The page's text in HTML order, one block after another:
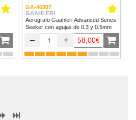
GA-46807
GAAHLERI
Aerografo Gaahleri Advanced Series
Seeker con agujas de 0.3 y 0.5mm
– + 58,00€